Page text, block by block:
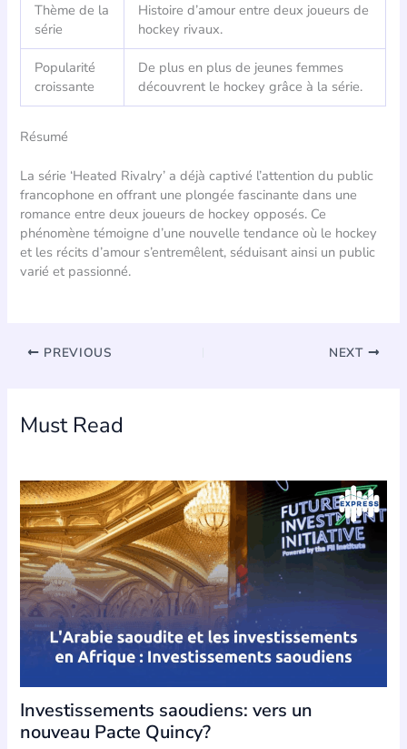
Thème de la
série
Histoire d’amour entre deux joueurs de
hockey rivaux.
Popularité
croissante
De plus en plus de jeunes femmes
découvrent le hockey grâce à la série.
Résumé
La série ‘Heated Rivalry’ a déjà captivé l’attention du public
francophone en offrant une plongée fascinante dans une
romance entre deux joueurs de hockey opposés. Ce
phénomène témoigne d’une nouvelle tendance où le hockey
et les récits d’amour s’entremêlent, séduisant ainsi un public
varié et passionné.
PREVIOUS NEXT
Must Read
Investissements saoudiens: vers un
nouveau Pacte Quincy?